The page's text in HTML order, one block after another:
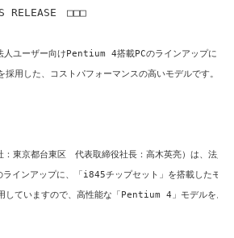
RELEASE □□□
人ユーザー向けPentium 4搭載PCのラインアップに、
採用した、コストパフォーマンスの高いモデルです。
：東京都台東区 代表取締役社長：高木英亮）は、法
ラインアップに、「i845チップセット」を搭載したモデ
していますので、高性能な「Pentium 4」モデルをよ